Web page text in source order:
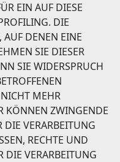
EIN AUF DIESE
DIE
AUF DENEN EINE
SIE DIESER
SIE WIDERSPRUCH
MEHR
KÖNNEN ZWINGENDE
VERARBEITUNG
RECHTE UND
DIE VERARBEITUNG